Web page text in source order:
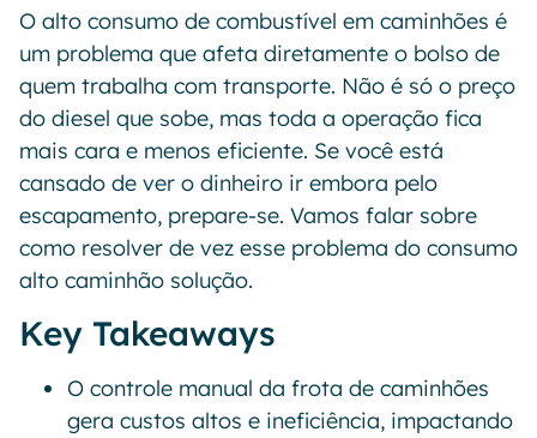
O alto consumo de combustível em caminhões é
um problema que afeta diretamente o bolso de
quem trabalha com transporte. Não é só o preço
do diesel que sobe, mas toda a operação fica
mais cara e menos eficiente. Se você está
cansado de ver o dinheiro ir embora pelo
escapamento, prepare-se. Vamos falar sobre
como resolver de vez esse problema do consumo
alto caminhão solução.
Key Takeaways
O controle manual da frota de caminhões
gera custos altos e ineficiência, impactando